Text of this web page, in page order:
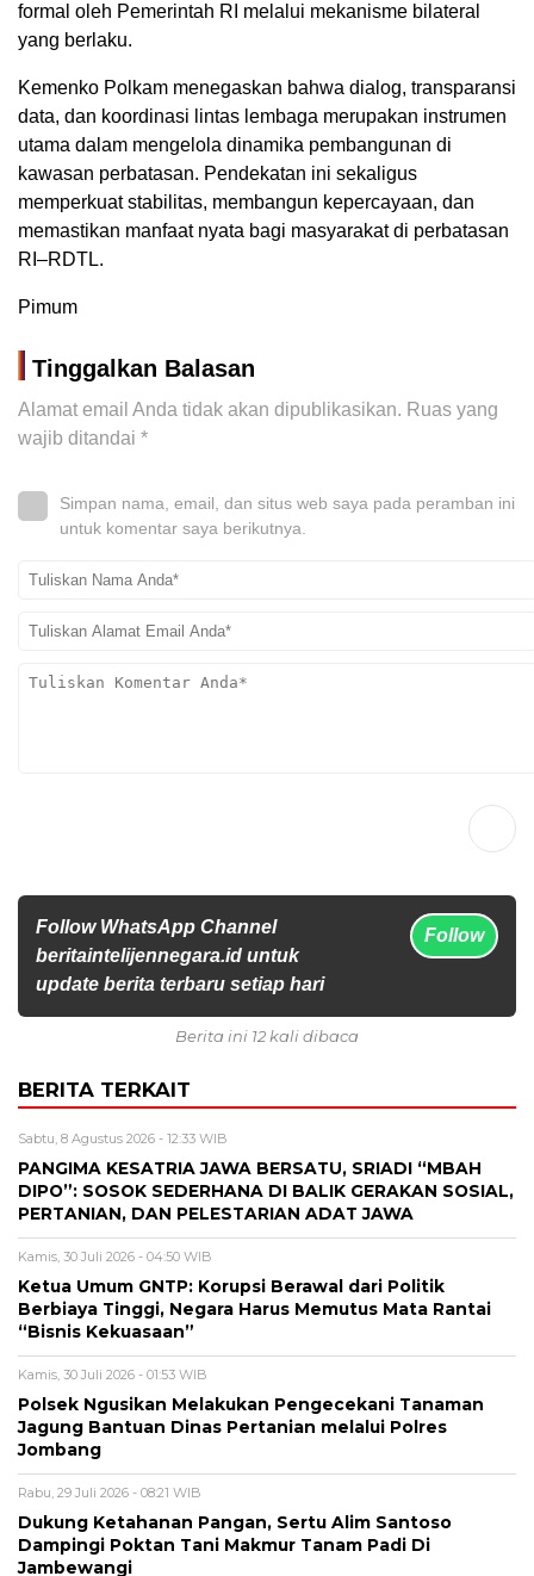
formal oleh Pemerintah RI melalui mekanisme bilateral
yang berlaku.
Kemenko Polkam menegaskan bahwa dialog, transparansi
data, dan koordinasi lintas lembaga merupakan instrumen
utama dalam mengelola dinamika pembangunan di
kawasan perbatasan. Pendekatan ini sekaligus
memperkuat stabilitas, membangun kepercayaan, dan
memastikan manfaat nyata bagi masyarakat di perbatasan
RI–RDTL.
Pimum
Tinggalkan Balasan
Alamat email Anda tidak akan dipublikasikan. Ruas yang
wajib ditandai *
Simpan nama, email, dan situs web saya pada peramban ini
untuk komentar saya berikutnya.
Follow WhatsApp Channel
beritaintelijennegara.id untuk
update berita terbaru setiap hari
Follow
Berita ini 12 kali dibaca
BERITA TERKAIT
Sabtu, 8 Agustus 2026 - 12:33 WIB
PANGIMA KESATRIA JAWA BERSATU, SRIADI “MBAH
DIPO”: SOSOK SEDERHANA DI BALIK GERAKAN SOSIAL,
PERTANIAN, DAN PELESTARIAN ADAT JAWA
Kamis, 30 Juli 2026 - 04:50 WIB
Ketua Umum GNTP: Korupsi Berawal dari Politik
Berbiaya Tinggi, Negara Harus Memutus Mata Rantai
“Bisnis Kekuasaan”
Kamis, 30 Juli 2026 - 01:53 WIB
Polsek Ngusikan Melakukan Pengecekani Tanaman
Jagung Bantuan Dinas Pertanian melalui Polres
Jombang
Rabu, 29 Juli 2026 - 08:21 WIB
Dukung Ketahanan Pangan, Sertu Alim Santoso
Dampingi Poktan Tani Makmur Tanam Padi Di
Jambewangi